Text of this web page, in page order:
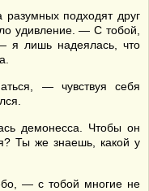
подходят друг
удивление. — С тобой,
я лишь надеялась, что
— чувствуя себя
демонесса. Чтобы он
Ты же знаешь, какой у
— с тобой многие не